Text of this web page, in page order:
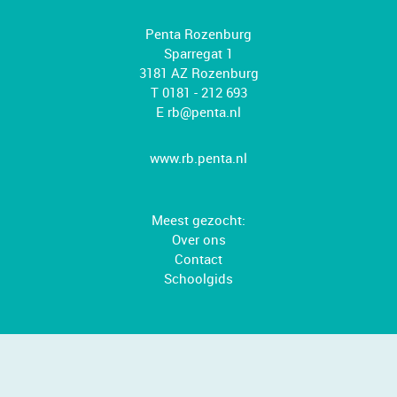
Penta Rozenburg
Sparregat 1
3181 AZ Rozenburg
T 0181 - 212 693
E rb@penta.nl
www.rb.penta.nl
Meest gezocht:
Over ons
Contact
Schoolgids